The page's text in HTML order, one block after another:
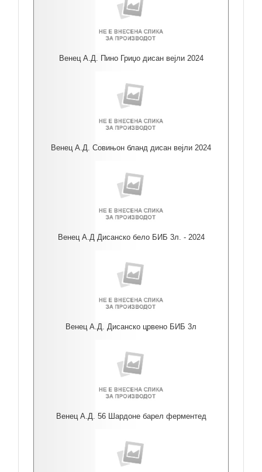
Венец А.Д. Пино Гриџо дисан вејли 2024
Венец А.Д. Совињон бланд дисан вејли 2024
Венец А.Д Дисанско бело БИБ 3л. - 2024
Венец А.Д. Дисанско црвено БИБ 3л
Венец А.Д. 56 Шардоне барел ферментед